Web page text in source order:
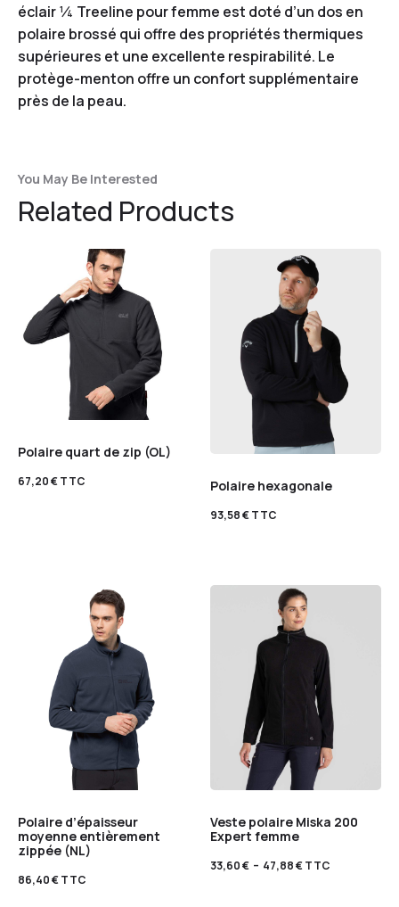
éclair ¼ Treeline pour femme est doté d’un dos en
polaire brossé qui offre des propriétés thermiques
supérieures et une excellente respirabilité. Le
protège-menton offre un confort supplémentaire
près de la peau.
You May Be Interested
Related Products
Polaire quart de zip (OL)
67,20€TTC Polaire hexagonale
93,58€TTC
Polaire d’épaisseur
moyenne entièrement
zippée (NL)
86,40€TTC
Veste polaire Miska 200
Expert femme
33,60€ – 47,88€TTC